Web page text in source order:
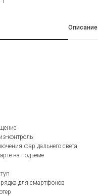
Описание
контроль
фар дальнего света
на подъеме
для смартфонов